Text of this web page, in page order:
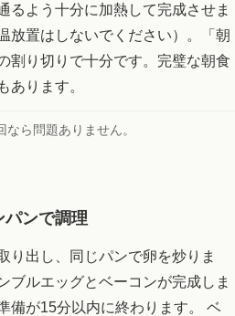
るよう十分に加熱して完成させま
放置はしないでください）。「朝
割り切りで十分です。完璧な朝食
あります。
ら問題ありません。
パンで調理
り出し、同じパンで卵を炒りま
ブルエッグとベーコンが完成しま
備が15分以内に終わります。 ベ